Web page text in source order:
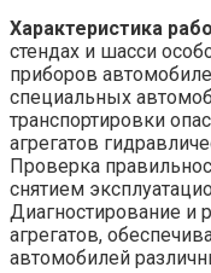
Характеристика
стендах и шасси
приборов
специальных
транспортировки
агрегатов
Проверка
снятием
Диагностирование и
агрегатов,
автомобилей